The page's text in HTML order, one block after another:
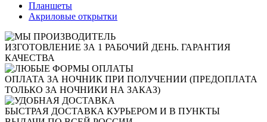
Планшеты
Акриловые открытки
ИЗГОТОВЛЕНИЕ ЗА 1 РАБОЧИЙ ДЕНЬ. ГАРАНТИЯ
КАЧЕСТВА
ОПЛАТА ЗА НОЧНИК ПРИ ПОЛУЧЕНИИ (ПРЕДОПЛАТА
ТОЛЬКО ЗА НОЧНИКИ НА ЗАКАЗ)
БЫСТРАЯ ДОСТАВКА КУРЬЕРОМ И В ПУНКТЫ